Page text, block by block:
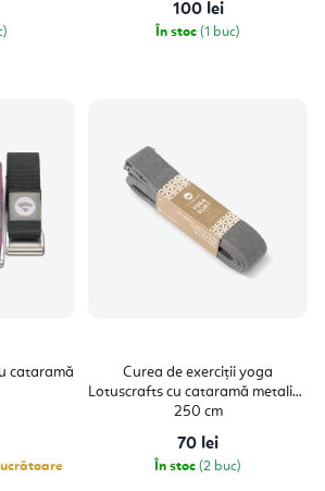
100 lei
În stoc (1 buc)
cataramă
Curea de exerciții yoga
Lotuscrafts cu cataramă metalică
250 cm
70 lei
În stoc (2 buc)